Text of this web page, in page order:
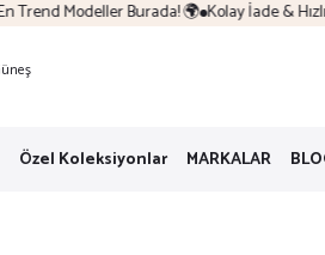
Modeller Burada! 🌍 Kolay İade & Hızlı
Özel Koleksiyonlar MARKALAR